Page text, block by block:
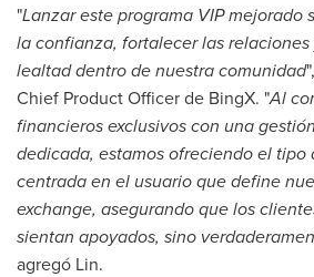
"Lanzar este programa VIP mejorado
la confianza, fortalecer las
lealtad dentro de nuestra comunidad
Chief Product Officer de BingX. "Al
financieros exclusivos con una
dedicada, estamos ofreciendo el tipo
centrada en el usuario que define
exchange, asegurando que los
sientan apoyados, sino
agregó Lin.